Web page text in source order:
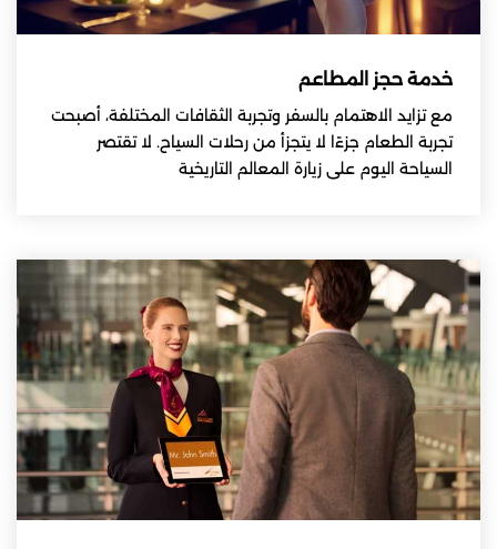
خدمة حجز المطاعم
مع تزايد الاهتمام بالسفر وتجربة الثقافات المختلفة، أصبحت
تجربة الطعام جزءًا لا يتجزأ من رحلات السياح. لا تقتصر
السياحة اليوم على زيارة المعالم التاريخية